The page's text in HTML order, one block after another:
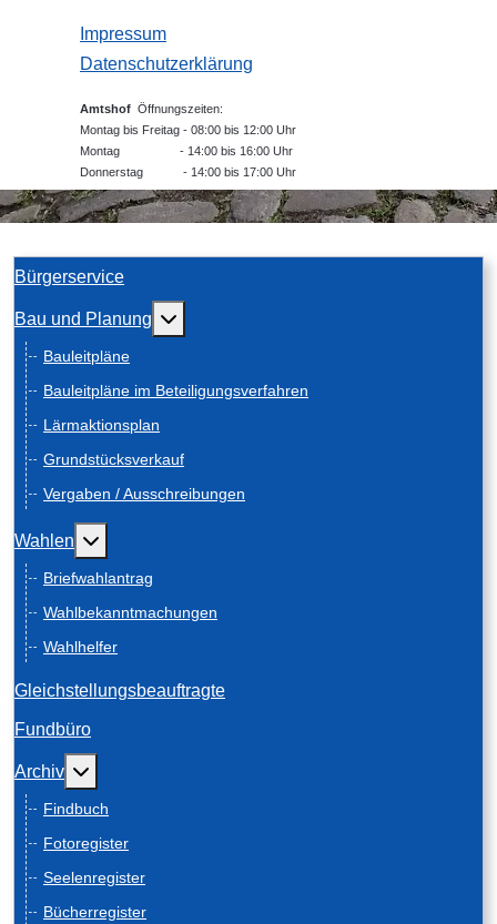
Impressum
Datenschutzerklärung
Amtshof Öffnungszeiten:
Montag bis Freitag - 08:00 bis 12:00 Uhr
Montag - 14:00 bis 16:00 Uhr
Donnerstag - 14:00 bis 17:00 Uhr
Bürgerservice
Bau und Planung Weitere Informationen: Bau und Planung
Bauleitpläne
Bauleitpläne im Beteiligungsverfahren
Lärmaktionsplan
Grundstücksverkauf
Vergaben / Ausschreibungen
Wahlen Weitere Informationen: Wahlen
Briefwahlantrag
Wahlbekanntmachungen
Wahlhelfer
Gleichstellungsbeauftragte
Fundbüro
Archiv Weitere Informationen: Archiv
Findbuch
Fotoregister
Seelenregister
Bücherregister